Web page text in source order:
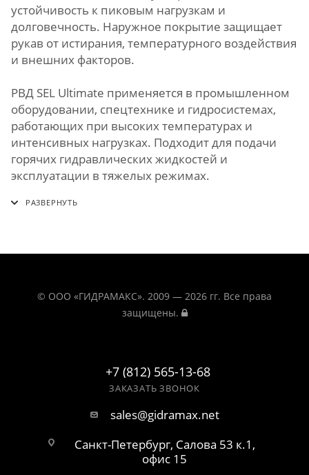
устойчивость к пиковым нагрузкам и
долговечность. Наружное покрытие защищает
рукав от истирания, температурного воздействия
и внешних факторов.
РВД SEL Ultimate применяется в промышленном
оборудовании, спецтехнике и гидросистемах,
работающих при высоких температурах и
интенсивных нагрузках. Подходит для подачи
горячих гидравлических жидкостей и
эксплуатации в тяжелых режимах.
© ООО «ГИДРАМАКС». 2009 — 2026 гг. Все права
защищены.
+7 (812) 565-13-68
ЗАКАЗАТЬ ЗВОНОК
sales@gidramax.net
Санкт-Петербург, Салова 53 к.1,
офис 15